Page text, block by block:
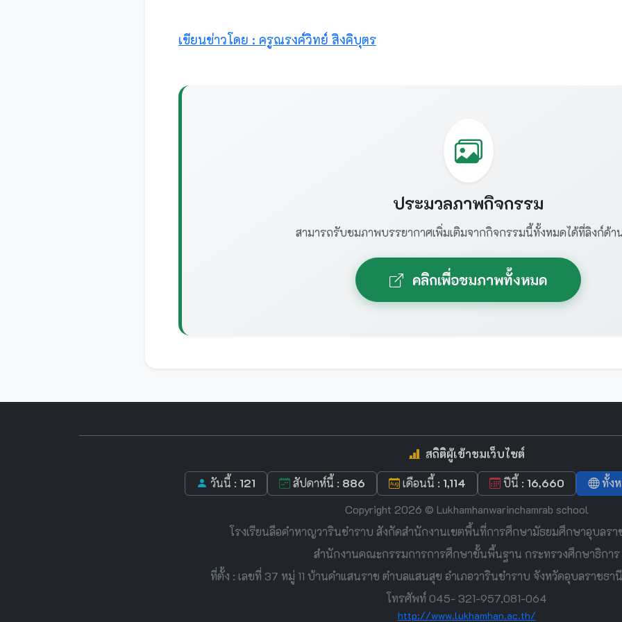
เขียนข่าวโดย : ครูณรงค์วิทย์ สิงคิบุตร
ประมวลภาพกิจกรรม
สามารถรับชมภาพบรรยากาศเพิ่มเติมจากกิจกรรมนี้ทั้งหมดได้ที่ลิงก์ด้า
คลิกเพื่อชมภาพทั้งหมด
สถิติผู้เข้าชมเว็บไซต์
วันนี้ : 121 สัปดาห์นี้ : 886 เดือนนี้ : 1,114 ปีนี้ : 16,660
ทั้ง
Copyright 2026 © Lukhamhanwarinchamrab school
โรงเรียนลือคำหาญวารินชำราบ สังกัดสำนักงานเขตพื้นที่การศึกษามัธยมศึกษาอุบลรา
สำนักงานคณะกรรมการการศึกษาขั้นพื้นฐาน กระทรวงศึกษาธิการ
ที่ตั้ง : เลขที่ 37 หมู่ 11 บ้านคำแสนราช ตำบลแสนสุข อำเภอวารินชำราบ จังหวัดอุบลราชธ
โทรศัพท์ 045- 321-957,081-064
http://www.lukhamhan.ac.th/